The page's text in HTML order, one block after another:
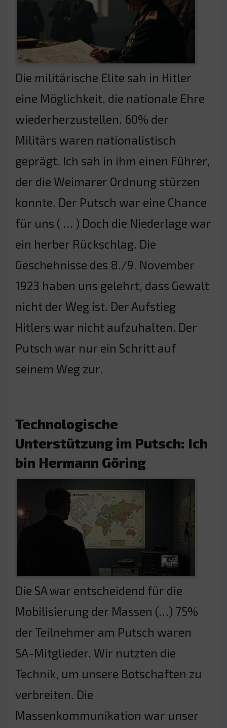
Die militärische Elite sah in Hitler
eine Möglichkeit, die nationale Ehre
wiederherzustellen. 60% der
Militärs waren nationalistisch
geprägt. Ich sah in ihm einen Führer,
der die Weimarer Ordnung stürzen
konnte. Der Putsch war eine Chance
für uns ( … ) Doch die Niederlage war
ein herber Rückschlag. Die
Geschehnisse des 8./9. November
1923 haben uns gelehrt, dass Gewalt
nicht der Weg ist. Der Aufstieg
Hitlers war nicht aufzuhalten. Der
Putsch war nur ein Schritt auf
seinem Weg zur.
Technologische
Unterstützung im Putsch: Ich
bin Hermann Göring
Die SA war entscheidend für die
Mobilisierung der Massen (…) 75%
der Teilnehmer am Putsch waren
SA-Mitglieder. Wir nutzten die
Technik, um unsere Botschaften zu
verbreiten. Die
Massenkommunikation war unser